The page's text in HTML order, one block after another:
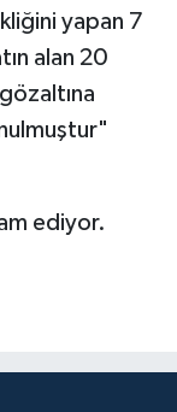
yapan 7
alan 20
ediyor.